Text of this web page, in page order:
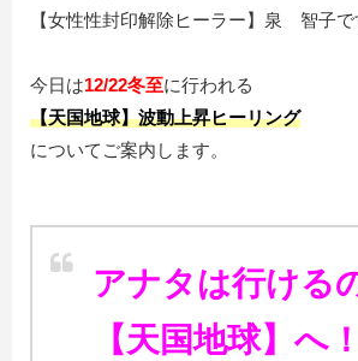
【女性性封印解除ヒーラー】泉 智子
今日は12/22冬至に行われる
【天国地球】波動上昇ヒーリング
についてご案内します。
アナタは行ける
【天国地球】へ！